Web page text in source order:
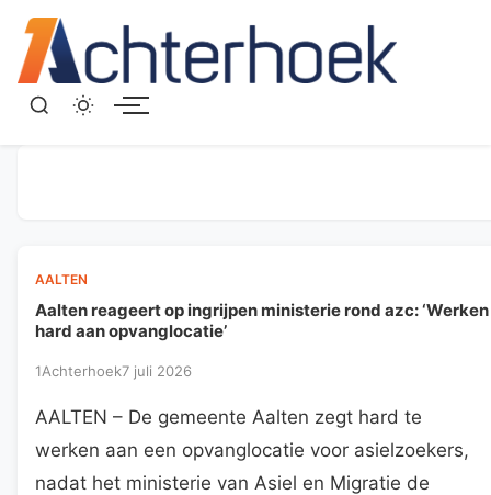
AALTEN
Aalten reageert op ingrijpen ministerie rond azc: ‘Werken
hard aan opvanglocatie’
1Achterhoek7 juli 2026
AALTEN – De gemeente Aalten zegt hard te
werken aan een opvanglocatie voor asielzoekers,
nadat het ministerie van Asiel en Migratie de